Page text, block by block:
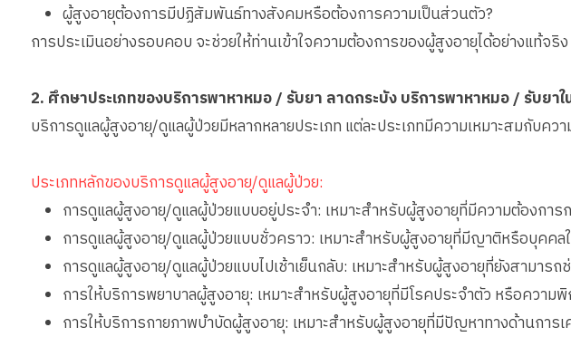
ผู้สูงอายุต้องการมีปฏิสัมพันธ์ทางสังคมหรือต้องการความเป็นส่วนตัว?
การประเมินอย่างรอบคอบ จะช่วยให้ท่านเข้าใจความต้องการของผู้สูงอายุได้อย่างแท้
2. ศึกษาประเภทของบริการพาหาหมอ / รับยา ลาดกระบัง บริการพาหาหมอ / รับยา
บริการดูแลผู้สูงอายุ/ดูแลผู้ป่วยมีหลากหลายประเภท แต่ละประเภทมีความเหมาะสมกับค
ประเภทหลักของบริการดูแลผู้สูงอายุ/ดูแลผู้ป่วย:
การดูแลผู้สูงอายุ/ดูแลผู้ป่วยแบบอยู่ประจำ: เหมาะสำหรับผู้สูงอายุที่มีความต้องการ
การดูแลผู้สูงอายุ/ดูแลผู้ป่วยแบบชั่วคราว: เหมาะสำหรับผู้สูงอายุที่มีญาติหรือบุคคล
การดูแลผู้สูงอายุ/ดูแลผู้ป่วยแบบไปเช้าเย็นกลับ: เหมาะสำหรับผู้สูงอายุที่ยังสามาร
การให้บริการพยาบาลผู้สูงอายุ: เหมาะสำหรับผู้สูงอายุที่มีโรคประจำตัว หรือควา
การให้บริการกายภาพบำบัดผู้สูงอายุ: เหมาะสำหรับผู้สูงอายุที่มีปัญหาทางด้านกา